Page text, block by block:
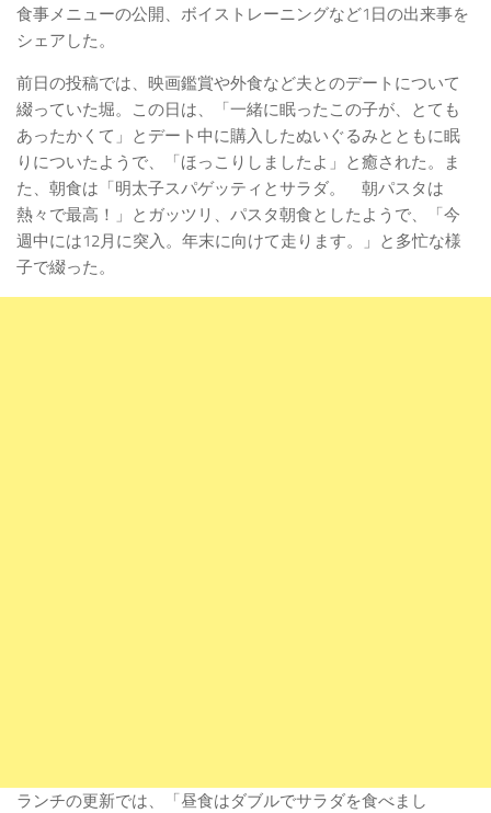
食事メニューの公開、ボイストレーニングなど1日の出来事を
シェアした。
前日の投稿では、映画鑑賞や外食など夫とのデートについて
綴っていた堀。この日は、「一緒に眠ったこの子が、とても
あったかくて」とデート中に購入したぬいぐるみとともに眠
りについたようで、「ほっこりしましたよ」と癒された。ま
た、朝食は「明太子スパゲッティとサラダ。 朝パスタは
熱々で最高！」とガッツリ、パスタ朝食としたようで、「今
週中には12月に突入。年末に向けて走ります。」と多忙な様
子で綴った。
ランチの更新では、「昼食はダブルでサラダを食べまし